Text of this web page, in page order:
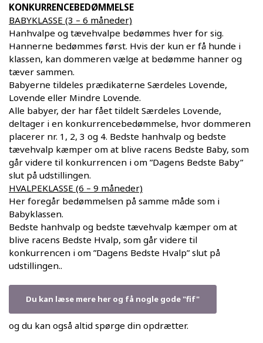
KONKURRENCEBEDØMMELSE
BABYKLASSE (3 – 6 måneder)
Hanhvalpe og tævehvalpe bedømmes hver for sig.
Hannerne bedømmes først. Hvis der kun er få hunde i
klassen, kan dommeren vælge at bedømme hanner og
tæver sammen.
Babyerne tildeles prædikaterne Særdeles Lovende,
Lovende eller Mindre Lovende.
Alle babyer, der har fået tildelt Særdeles Lovende,
deltager i en konkurrencebedømmelse, hvor dommeren
placerer nr. 1, 2, 3 og 4. Bedste hanhvalp og bedste
tævehvalp kæmper om at blive racens Bedste Baby, som
går videre til konkurrencen i om ”Dagens Bedste Baby”
slut på udstillingen.
HVALPEKLASSE (6 – 9 måneder)
Her foregår bedømmelsen på samme måde som i
Babyklassen.
Bedste hanhvalp og bedste tævehvalp kæmper om at
blive racens Bedste Hvalp, som går videre til
konkurrencen i om ”Dagens Bedste Hvalp” slut på
udstillingen..
Du kan læse mere her og få nogle gode "fif"
og du kan også altid spørge din opdrætter.